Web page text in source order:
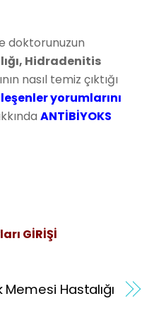
doktorunuzun
Hidradenitis
nasıl temiz çıktığı
yorumlarını
ANTİBİYOKS
GİRİŞİ
Memesi Hastalığı